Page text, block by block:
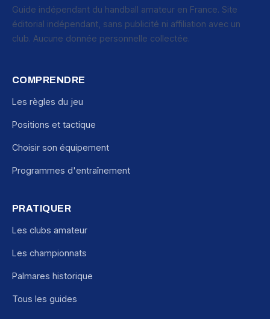
Guide indépendant du handball amateur en France. Site
éditorial indépendant, sans publicité ni affiliation avec un
club. Aucune donnée personnelle collectée.
COMPRENDRE
Les règles du jeu
Positions et tactique
Choisir son équipement
Programmes d'entraînement
PRATIQUER
Les clubs amateur
Les championnats
Palmares historique
Tous les guides